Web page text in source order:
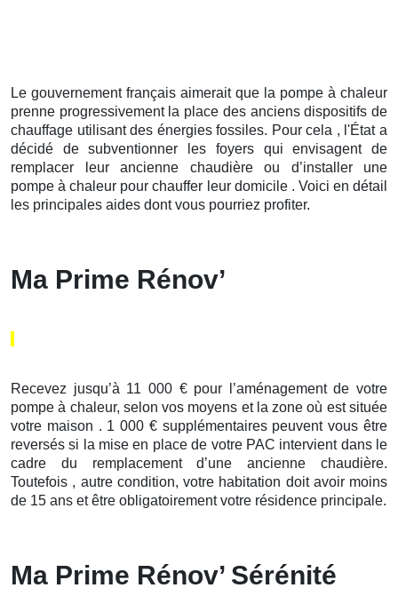
Le gouvernement français aimerait que la pompe à chaleur
prenne progressivement la place des anciens dispositifs de
chauffage utilisant des énergies fossiles. Pour cela , l'État a
décidé de subventionner les foyers qui envisagent de
remplacer leur ancienne chaudière ou d’installer une
pompe à chaleur pour chauffer leur domicile . Voici en détail
les principales aides dont vous pourriez profiter.
Ma Prime Rénov’
Recevez jusqu’à 11 000 € pour l’aménagement de votre
pompe à chaleur, selon vos moyens et la zone où est située
votre maison . 1 000 € supplémentaires peuvent vous être
reversés si la mise en place de votre PAC intervient dans le
cadre du remplacement d’une ancienne chaudière.
Toutefois , autre condition, votre habitation doit avoir moins
de 15 ans et être obligatoirement votre résidence principale.
Ma Prime Rénov’ Sérénité